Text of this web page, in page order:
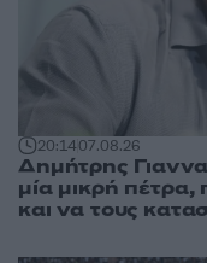
20:1407.08.26
Δημήτρης
μία μικρή πέτρα,
και να τους